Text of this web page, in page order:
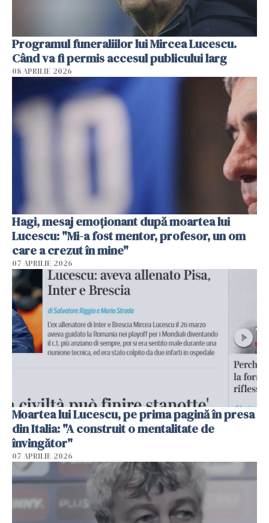
Programul funeraliilor lui Mircea Lucescu.
Când va fi permis accesul publicului larg
08 APRILIE 2026
Hagi, mesaj emoționant după moartea lui
Lucescu: "Mi-a fost mentor, profesor, un om
care a crezut în mine"
07 APRILIE 2026
Moartea lui Lucescu, pe prima pagină în presa
din Italia: "A construit o mentalitate de
învingător"
07 APRILIE 2026